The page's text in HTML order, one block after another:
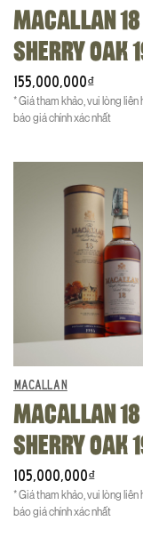
MACALLAN 18
SHERRY OAK
155,000,000₫
* Giá tham khảo, vui lòng liên
báo giá chính xác nhất
MACALLAN
MACALLAN 18
SHERRY OAK
105,000,000₫
* Giá tham khảo, vui lòng liên
báo giá chính xác nhất